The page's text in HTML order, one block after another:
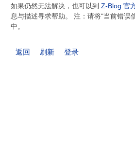
如果仍然无法解决，也可以到Z-Blog 官
息与描述寻求帮助。 注：请将"当前错误
中。
返回 刷新 登录